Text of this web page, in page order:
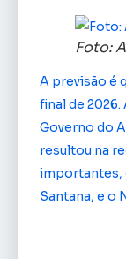
Foto:
A previsão é
final de
Governo do
resultou na
importantes,
Santana, e o